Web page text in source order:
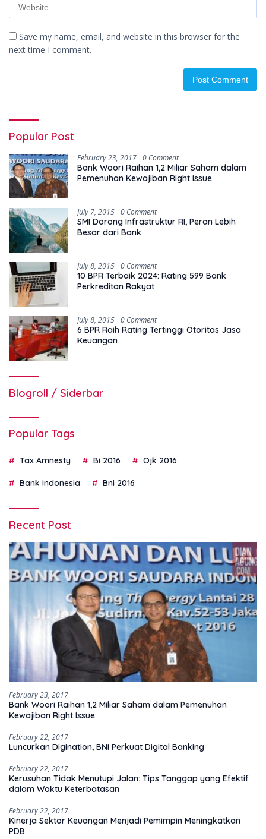
Save my name, email, and website in this browser for the
next time I comment.
Popular Post
February 23, 2017 0 Comment
Bank Woori Raihan 1,2 Miliar Saham dalam
Pemenuhan Kewajiban Right Issue
July 7, 2015 0 Comment
SMI Dorong Infrastruktur RI, Peran Lebih
Besar dari Bank
July 8, 2015 0 Comment
10 BPR Terbaik 2024: Rating 599 Bank
Perkreditan Rakyat
July 8, 2015 0 Comment
6 BPR Raih Rating Tertinggi Otoritas Jasa
Keuangan
Blogroll / Siderbar
Popular Tags
Tax Amnesty Bi 2016 Ojk 2016
Bank Indonesia Bni 2016
Recent Post
February 23, 2017
Bank Woori Raihan 1,2 Miliar Saham dalam Pemenuhan
Kewajiban Right Issue
February 22, 2017
Luncurkan Digination, BNI Perkuat Digital Banking
February 22, 2017
Kerusuhan Tidak Menutupi Jalan: Tips Tanggap yang Efektif
dalam Waktu Keterbatasan
February 22, 2017
Kinerja Sektor Keuangan Menjadi Pemimpin Meningkatkan
PDB